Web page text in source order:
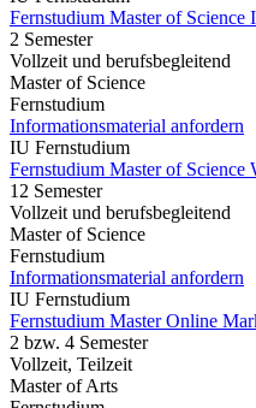
Fernstudium Master of Science
2 Semester
Vollzeit und berufsbegleitend
Master of Science
Fernstudium
Informationsmaterial anfordern
IU Fernstudium
Fernstudium Master of Science
12 Semester
Vollzeit und berufsbegleitend
Master of Science
Fernstudium
Informationsmaterial anfordern
IU Fernstudium
Fernstudium Master Online
2 bzw. 4 Semester
Vollzeit, Teilzeit
Master of Arts